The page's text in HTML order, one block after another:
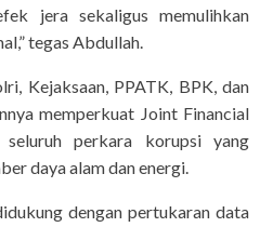
jera sekaligus memulihkan
tegas Abdullah.
Kejaksaan, PPATK, BPK, dan
memperkuat Joint Financial
perkara korupsi yang
daya alam dan energi.
dengan pertukaran data